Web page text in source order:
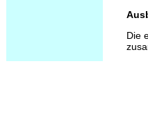
Die